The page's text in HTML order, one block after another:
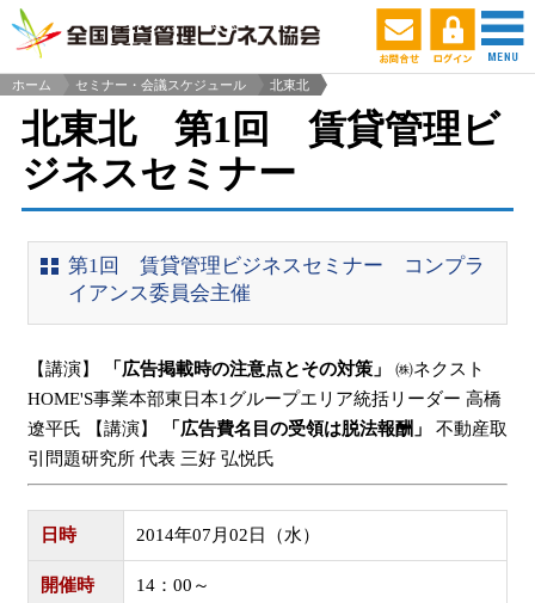
ホーム
セミナー・会議スケジュール
>
北東北
北東北 第1回 賃貸管理ビ
ジネスセミナー
第1回 賃貸管理ビジネスセミナー コンプラ
イアンス委員会主催
【講演】 「広告掲載時の注意点とその対策」
㈱ネクスト
HOME'S事業本部東日本1グループエリア統括リーダー 高橋
遼平氏 【講演】
「広告費名目の受領は脱法報酬」
不動産取
引問題研究所 代表 三好 弘悦氏
日時 2014年07月02日（水）
開催時
14：00～